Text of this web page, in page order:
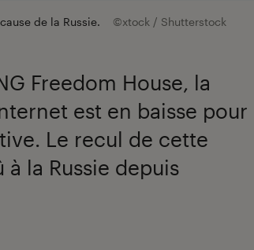
de la Russie. ©xtock / Shutterstock
Freedom House, la
est en baisse pour
Le recul de cette
la Russie depuis